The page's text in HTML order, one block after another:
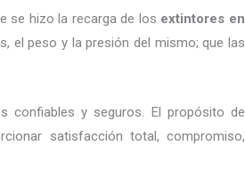
se hizo la recarga de los extintores en
el peso y la presión del mismo; que las
confiables y seguros. El propósito de
satisfacción total, compromiso,